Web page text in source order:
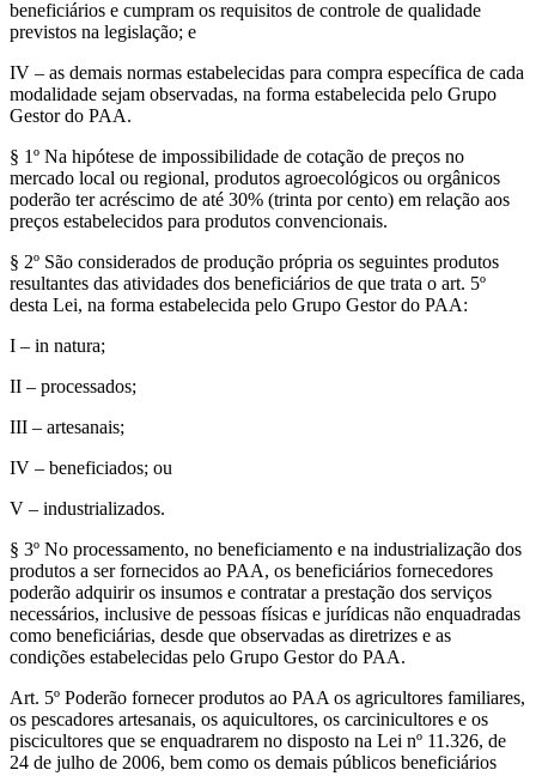
beneficiários e cumpram os requisitos de controle de qualidade
previstos na legislação; e
IV – as demais normas estabelecidas para compra específica de cada
modalidade sejam observadas, na forma estabelecida pelo Grupo
Gestor do PAA.
§ 1º Na hipótese de impossibilidade de cotação de preços no
mercado local ou regional, produtos agroecológicos ou orgânicos
poderão ter acréscimo de até 30% (trinta por cento) em relação aos
preços estabelecidos para produtos convencionais.
§ 2º São considerados de produção própria os seguintes produtos
resultantes das atividades dos beneficiários de que trata o art. 5º
desta Lei, na forma estabelecida pelo Grupo Gestor do PAA:
I – in natura;
II – processados;
III – artesanais;
IV – beneficiados; ou
V – industrializados.
§ 3º No processamento, no beneficiamento e na industrialização dos
produtos a ser fornecidos ao PAA, os beneficiários fornecedores
poderão adquirir os insumos e contratar a prestação dos serviços
necessários, inclusive de pessoas físicas e jurídicas não enquadradas
como beneficiárias, desde que observadas as diretrizes e as
condições estabelecidas pelo Grupo Gestor do PAA.
Art. 5º Poderão fornecer produtos ao PAA os agricultores familiares,
os pescadores artesanais, os aquicultores, os carcinicultores e os
piscicultores que se enquadrarem no disposto na Lei nº 11.326, de
24 de julho de 2006, bem como os demais públicos beneficiários